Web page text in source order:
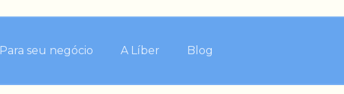
Para seu negócio A Líber Blog